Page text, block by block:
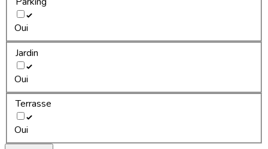
Oui
Jardin
Oui
Terrasse
Oui